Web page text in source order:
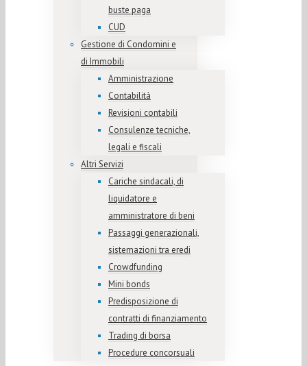
buste paga
CUD
Gestione di Condomini e
di Immobili
Amministrazione
Contabilità
Revisioni contabili
Consulenze tecniche,
legali e fiscali
Altri Servizi
Cariche sindacali, di
liquidatore e
amministratore di beni
Passaggi generazionali,
sistemazioni tra eredi
Crowdfunding
Mini bonds
Predisposizione di
contratti di finanziamento
Trading di borsa
Procedure concorsuali